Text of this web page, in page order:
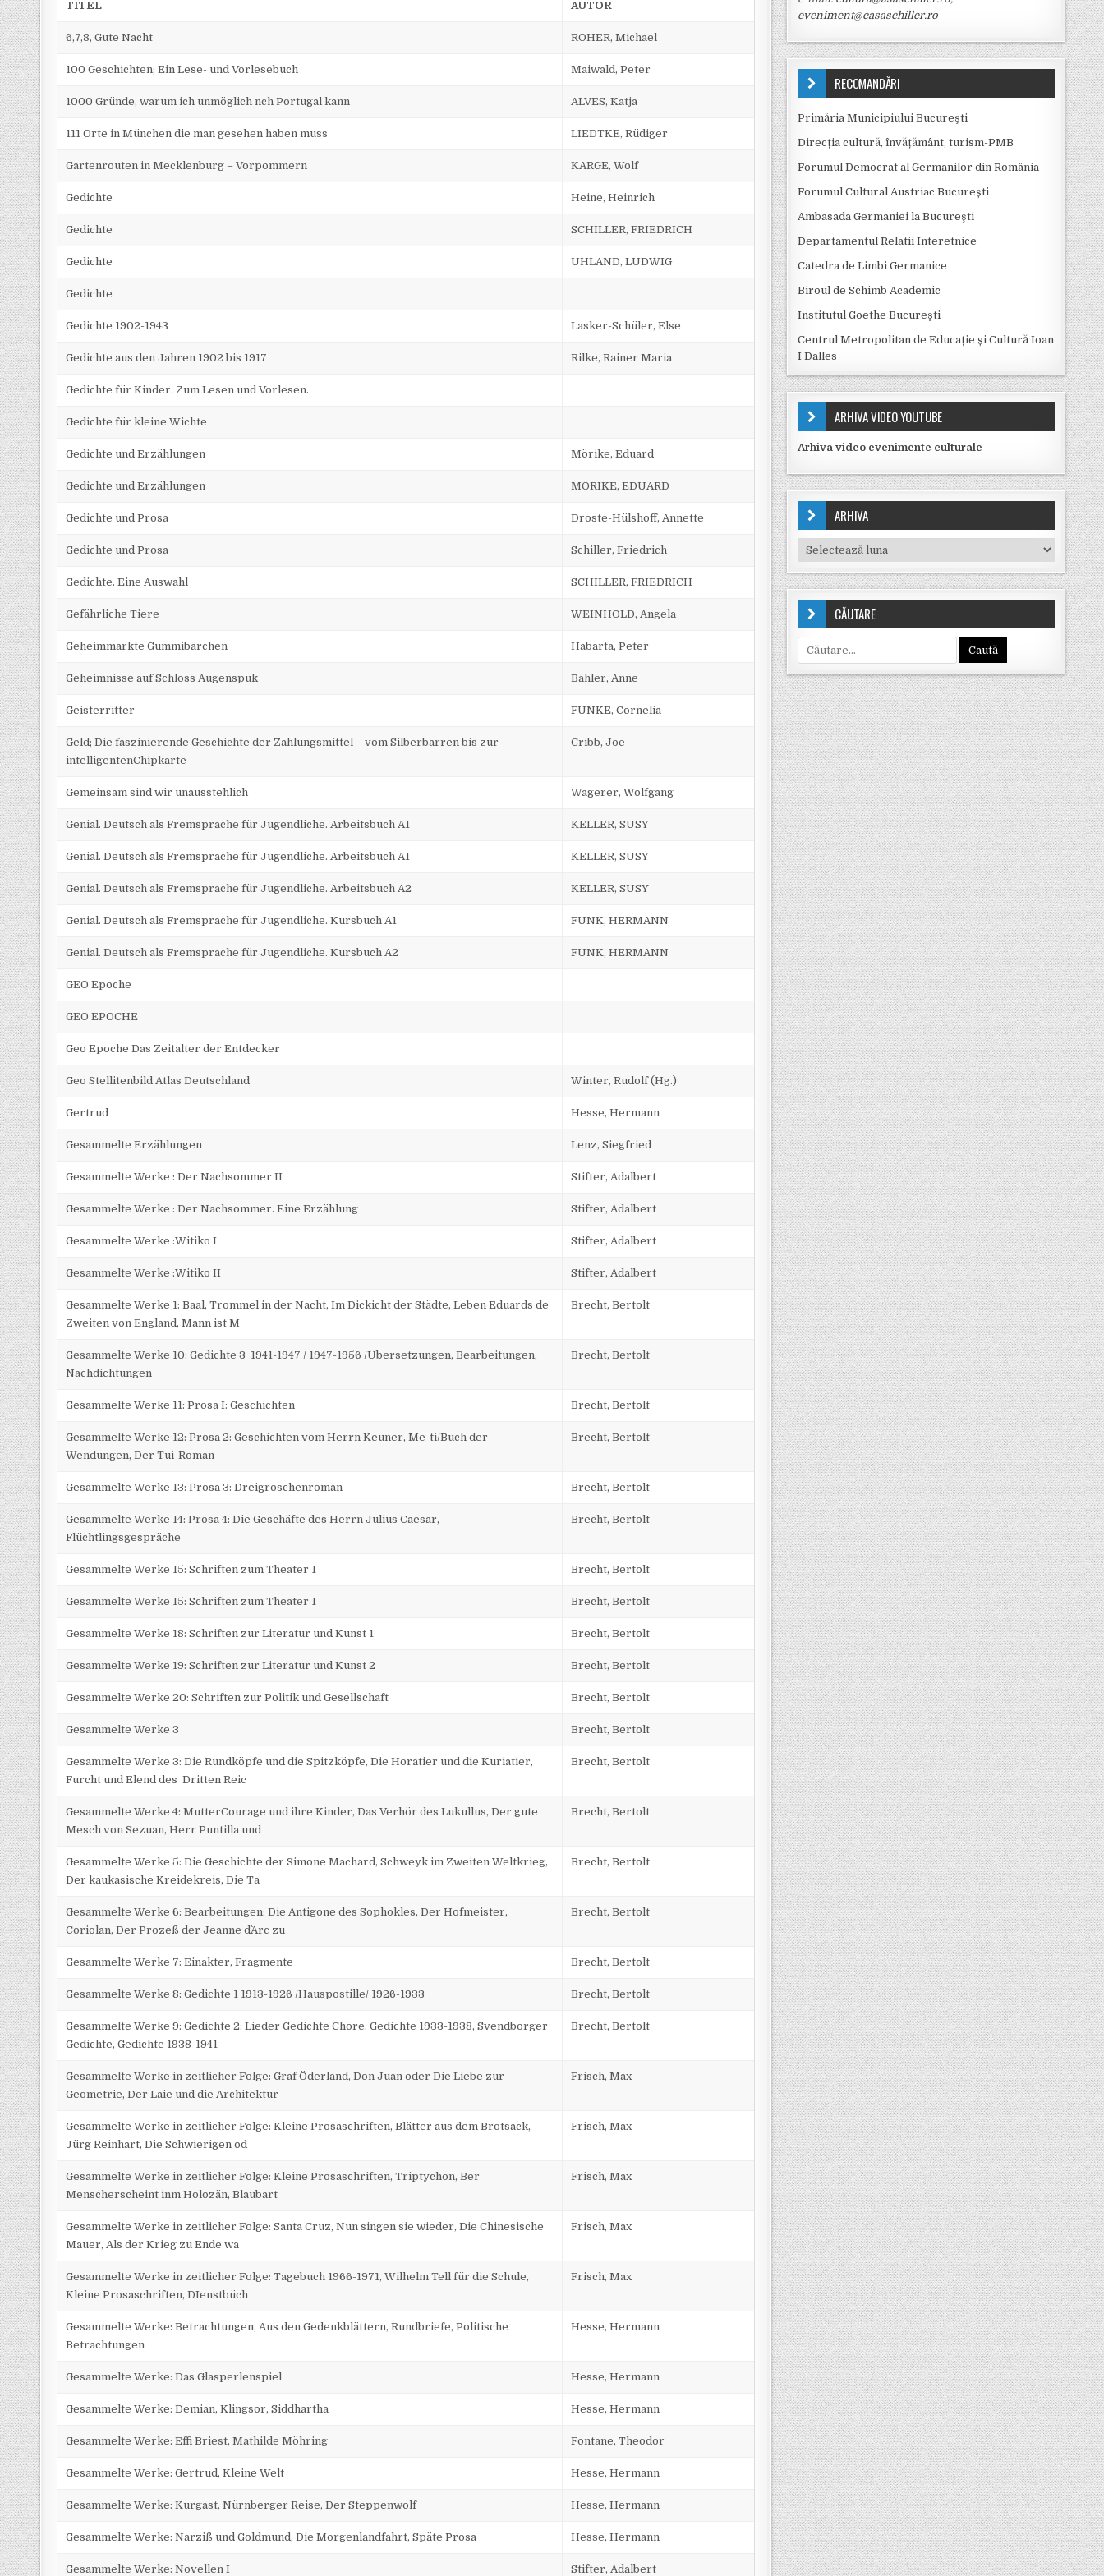
TITEL AUTOR
6,7,8, Gute Nacht ROHER, Michael
100 Geschichten; Ein Lese- und Vorlesebuch Maiwald, Peter
1000 Gründe, warum ich unmöglich nch Portugal kann ALVES, Katja
111 Orte in München die man gesehen haben muss LIEDTKE, Rüdiger
Gartenrouten in Mecklenburg – Vorpommern KARGE, Wolf
Gedichte Heine, Heinrich
Gedichte SCHILLER, FRIEDRICH
Gedichte UHLAND, LUDWIG
Gedichte
Gedichte 1902-1943 Lasker-Schüler, Else
Gedichte aus den Jahren 1902 bis 1917 Rilke, Rainer Maria
Gedichte für Kinder. Zum Lesen und Vorlesen.
Gedichte für kleine Wichte
Gedichte und Erzählungen Mörike, Eduard
Gedichte und Erzählungen MÖRIKE, EDUARD
Gedichte und Prosa Droste-Hülshoff, Annette
Gedichte und Prosa Schiller, Friedrich
Gedichte. Eine Auswahl SCHILLER, FRIEDRICH
Gefährliche Tiere WEINHOLD, Angela
Geheimmarkte Gummibärchen Habarta, Peter
Geheimnisse auf Schloss Augenspuk Bähler, Anne
Geisterritter FUNKE, Cornelia
Geld; Die faszinierende Geschichte der Zahlungsmittel – vom Silberbarren bis zur
intelligentenChipkarte
Cribb, Joe
Gemeinsam sind wir unausstehlich Wagerer, Wolfgang
Genial. Deutsch als Fremsprache für Jugendliche. Arbeitsbuch A1 KELLER, SUSY
Genial. Deutsch als Fremsprache für Jugendliche. Arbeitsbuch A1 KELLER, SUSY
Genial. Deutsch als Fremsprache für Jugendliche. Arbeitsbuch A2 KELLER, SUSY
Genial. Deutsch als Fremsprache für Jugendliche. Kursbuch A1 FUNK, HERMANN
Genial. Deutsch als Fremsprache für Jugendliche. Kursbuch A2 FUNK, HERMANN
GEO Epoche
GEO EPOCHE
Geo Epoche Das Zeitalter der Entdecker
Geo Stellitenbild Atlas Deutschland Winter, Rudolf (Hg.)
Gertrud Hesse, Hermann
Gesammelte Erzählungen Lenz, Siegfried
Gesammelte Werke : Der Nachsommer II Stifter, Adalbert
Gesammelte Werke : Der Nachsommer. Eine Erzählung Stifter, Adalbert
Gesammelte Werke :Witiko I Stifter, Adalbert
Gesammelte Werke :Witiko II Stifter, Adalbert
Gesammelte Werke 1: Baal, Trommel in der Nacht, Im Dickicht der Städte, Leben Eduards de
Zweiten von England, Mann ist M
Brecht, Bertolt
Gesammelte Werke 10: Gedichte 3 1941-1947 / 1947-1956 /Übersetzungen, Bearbeitungen,
Nachdichtungen
Brecht, Bertolt
Gesammelte Werke 11: Prosa I: Geschichten Brecht, Bertolt
Gesammelte Werke 12: Prosa 2: Geschichten vom Herrn Keuner, Me-ti/Buch der
Wendungen, Der Tui-Roman
Brecht, Bertolt
Gesammelte Werke 13: Prosa 3: Dreigroschenroman Brecht, Bertolt
Gesammelte Werke 14: Prosa 4: Die Geschäfte des Herrn Julius Caesar,
Flüchtlingsgespräche
Brecht, Bertolt
Gesammelte Werke 15: Schriften zum Theater 1 Brecht, Bertolt
Gesammelte Werke 15: Schriften zum Theater 1 Brecht, Bertolt
Gesammelte Werke 18: Schriften zur Literatur und Kunst 1 Brecht, Bertolt
Gesammelte Werke 19: Schriften zur Literatur und Kunst 2 Brecht, Bertolt
Gesammelte Werke 20: Schriften zur Politik und Gesellschaft Brecht, Bertolt
Gesammelte Werke 3 Brecht, Bertolt
Gesammelte Werke 3: Die Rundköpfe und die Spitzköpfe, Die Horatier und die Kuriatier,
Furcht und Elend des Dritten Reic
Brecht, Bertolt
Gesammelte Werke 4: MutterCourage und ihre Kinder, Das Verhör des Lukullus, Der gute
Mesch von Sezuan, Herr Puntilla und
Brecht, Bertolt
Gesammelte Werke 5: Die Geschichte der Simone Machard, Schweyk im Zweiten Weltkrieg,
Der kaukasische Kreidekreis, Die Ta
Brecht, Bertolt
Gesammelte Werke 6: Bearbeitungen: Die Antigone des Sophokles, Der Hofmeister,
Coriolan, Der Prozeß der Jeanne d`Arc zu
Brecht, Bertolt
Gesammelte Werke 7: Einakter, Fragmente Brecht, Bertolt
Gesammelte Werke 8: Gedichte 1 1913-1926 /Hauspostille/ 1926-1933 Brecht, Bertolt
Gesammelte Werke 9: Gedichte 2: Lieder Gedichte Chöre. Gedichte 1933-1938, Svendborger
Gedichte, Gedichte 1938-1941
Brecht, Bertolt
Gesammelte Werke in zeitlicher Folge: Graf Öderland, Don Juan oder Die Liebe zur
Geometrie, Der Laie und die Architektur
Frisch, Max
Gesammelte Werke in zeitlicher Folge: Kleine Prosaschriften, Blätter aus dem Brotsack,
Jürg Reinhart, Die Schwierigen od
Frisch, Max
Gesammelte Werke in zeitlicher Folge: Kleine Prosaschriften, Triptychon, Ber
Menscherscheint inm Holozän, Blaubart
Frisch, Max
Gesammelte Werke in zeitlicher Folge: Santa Cruz, Nun singen sie wieder, Die Chinesische
Mauer, Als der Krieg zu Ende wa
Frisch, Max
Gesammelte Werke in zeitlicher Folge: Tagebuch 1966-1971, Wilhelm Tell für die Schule,
Kleine Prosaschriften, DIenstbüch
Frisch, Max
Gesammelte Werke: Betrachtungen, Aus den Gedenkblättern, Rundbriefe, Politische
Betrachtungen
Hesse, Hermann
Gesammelte Werke: Das Glasperlenspiel Hesse, Hermann
Gesammelte Werke: Demian, Klingsor, Siddhartha Hesse, Hermann
Gesammelte Werke: Effi Briest, Mathilde Möhring Fontane, Theodor
Gesammelte Werke: Gertrud, Kleine Welt Hesse, Hermann
Gesammelte Werke: Kurgast, Nürnberger Reise, Der Steppenwolf Hesse, Hermann
Gesammelte Werke: Narziß und Goldmund, Die Morgenlandfahrt, Späte Prosa Hesse, Hermann
Gesammelte Werke: Novellen I Stifter, Adalbert
eveniment@casaschiller.ro
RECOMANDĂRI
Primăria Municipiului Bucureşti
Direcția cultură, învățământ, turism-PMB
Forumul Democrat al Germanilor din România
Forumul Cultural Austriac București
Ambasada Germaniei la Bucureşti
Departamentul Relatii Interetnice
Catedra de Limbi Germanice
Biroul de Schimb Academic
Institutul Goethe Bucureşti
Centrul Metropolitan de Educație și Cultură Ioan
I Dalles
ARHIVA VIDEO YOUTUBE
Arhiva video evenimente culturale
ARHIVA
Arhiva
CĂUTARE
Caută după: